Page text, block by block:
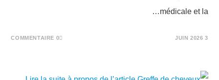
médicale et la…
0 COMMENTAIRE 3 JUIN 2026